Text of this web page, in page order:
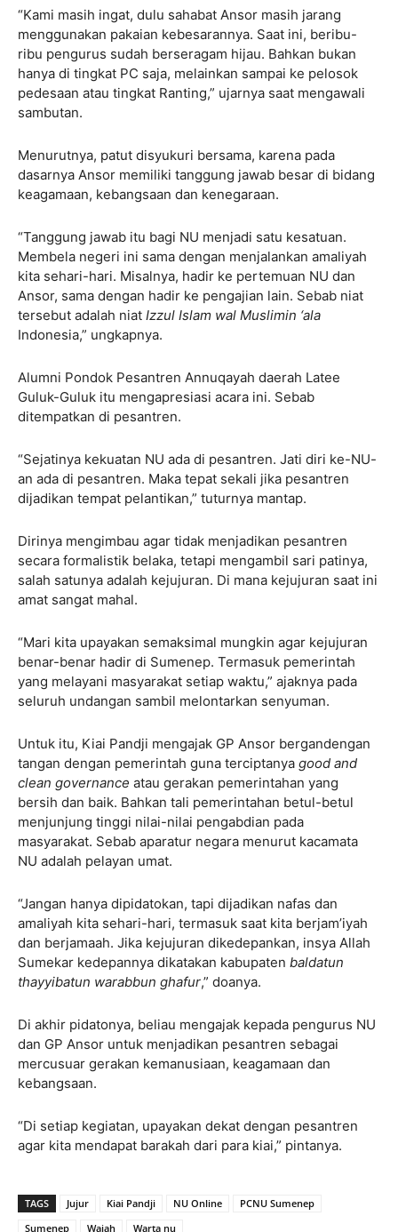
“Kami masih ingat, dulu sahabat Ansor masih jarang
menggunakan pakaian kebesarannya. Saat ini, beribu-
ribu pengurus sudah berseragam hijau. Bahkan bukan
hanya di tingkat PC saja, melainkan sampai ke pelosok
pedesaan atau tingkat Ranting,” ujarnya saat mengawali
sambutan.
Menurutnya, patut disyukuri bersama, karena pada
dasarnya Ansor memiliki tanggung jawab besar di bidang
keagamaan, kebangsaan dan kenegaraan.
“Tanggung jawab itu bagi NU menjadi satu kesatuan.
Membela negeri ini sama dengan menjalankan amaliyah
kita sehari-hari. Misalnya, hadir ke pertemuan NU dan
Ansor, sama dengan hadir ke pengajian lain. Sebab niat
tersebut adalah niat Izzul Islam wal Muslimin ‘ala
Indonesia,” ungkapnya.
Alumni Pondok Pesantren Annuqayah daerah Latee
Guluk-Guluk itu mengapresiasi acara ini. Sebab
ditempatkan di pesantren.
“Sejatinya kekuatan NU ada di pesantren. Jati diri ke-NU-
an ada di pesantren. Maka tepat sekali jika pesantren
dijadikan tempat pelantikan,” tuturnya mantap.
Dirinya mengimbau agar tidak menjadikan pesantren
secara formalistik belaka, tetapi mengambil sari patinya,
salah satunya adalah kejujuran. Di mana kejujuran saat ini
amat sangat mahal.
“Mari kita upayakan semaksimal mungkin agar kejujuran
benar-benar hadir di Sumenep. Termasuk pemerintah
yang melayani masyarakat setiap waktu,” ajaknya pada
seluruh undangan sambil melontarkan senyuman.
Untuk itu, Kiai Pandji mengajak GP Ansor bergandengan
tangan dengan pemerintah guna terciptanya good and
clean governance atau gerakan pemerintahan yang
bersih dan baik. Bahkan tali pemerintahan betul-betul
menjunjung tinggi nilai-nilai pengabdian pada
masyarakat. Sebab aparatur negara menurut kacamata
NU adalah pelayan umat.
“Jangan hanya dipidatokan, tapi dijadikan nafas dan
amaliyah kita sehari-hari, termasuk saat kita berjam’iyah
dan berjamaah. Jika kejujuran dikedepankan, insya Allah
Sumekar kedepannya dikatakan kabupaten baldatun
thayyibatun warabbun ghafur,” doanya.
Di akhir pidatonya, beliau mengajak kepada pengurus NU
dan GP Ansor untuk menjadikan pesantren sebagai
mercusuar gerakan kemanusiaan, keagamaan dan
kebangsaan.
“Di setiap kegiatan, upayakan dekat dengan pesantren
agar kita mendapat barakah dari para kiai,” pintanya.
TAGS Jujur Kiai Pandji NU Online
PCNU Sumenep
Sumenep
Wajah Warta nu